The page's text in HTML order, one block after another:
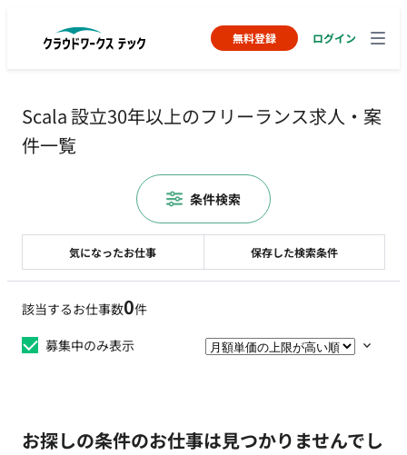
無料登録 ログイン
Scala 設立30年以上のフリーランス求人・案
件一覧
該当するお仕事数0件
募集中のみ表示
お探しの条件のお仕事は見つかりませんでし
気になったお仕事 保存した検索条件
条件検索